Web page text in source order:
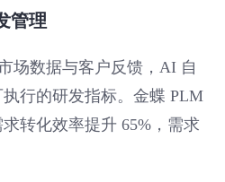
管理
场数据与客户反馈，AI 自
行的研发指标。金蝶 PLM
转化效率提升 65%，需求